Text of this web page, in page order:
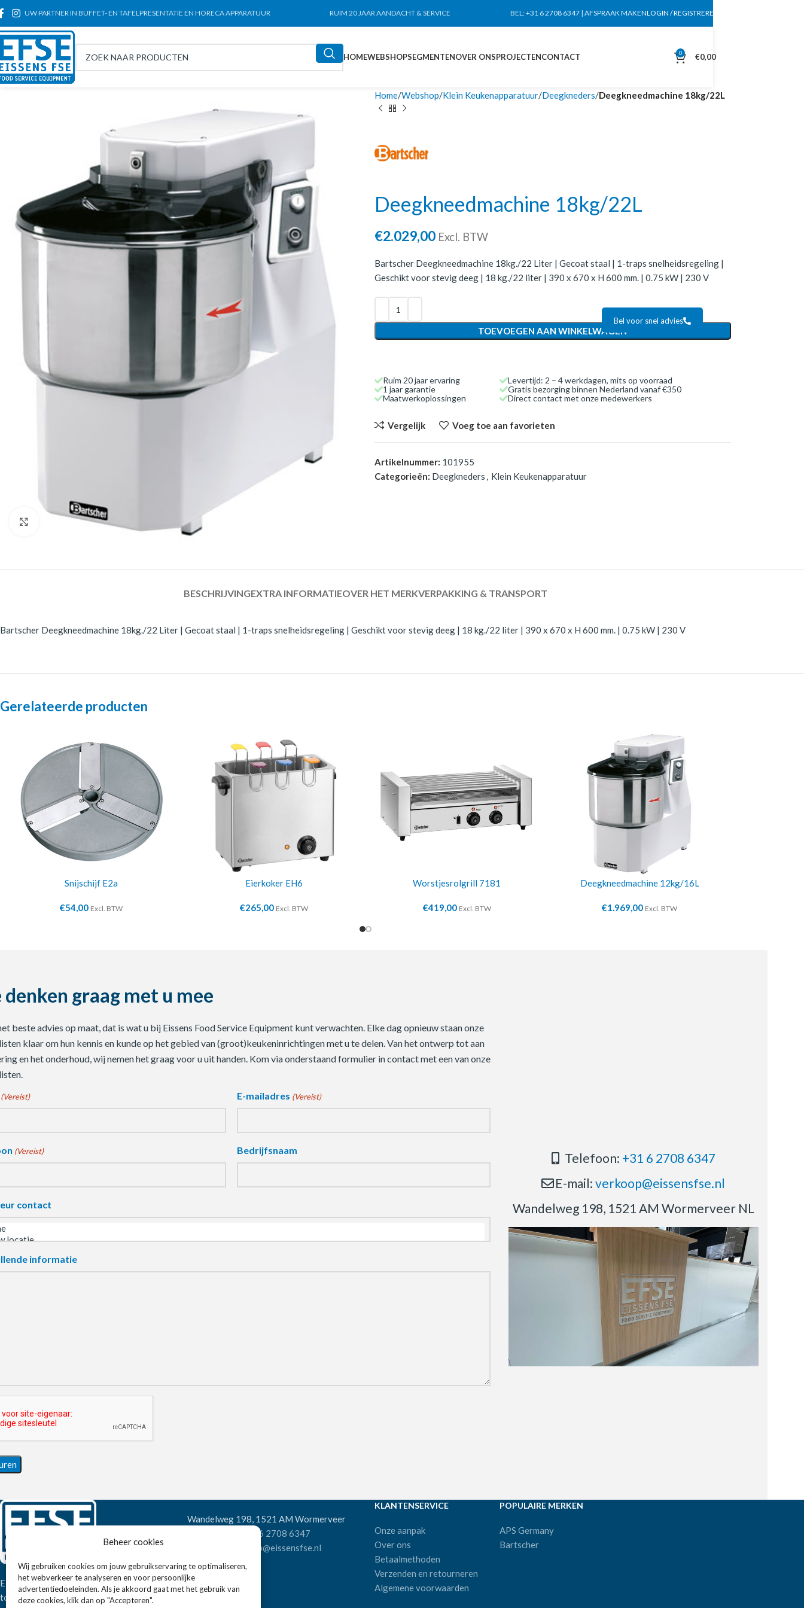
Beheer cookies
Wij gebruiken cookies om jouw gebruikservaring te optimaliseren,
het webverkeer te analyseren en voor persoonlijke
advertentiedoeleinden. Als je akkoord gaat met het gebruik van
deze cookies, klik dan op "Accepteren".
UW PARTNER IN BUFFET- EN TAFELPRESENTATIE EN HORECA APPARATUUR RUIM 20 JAAR AANDACHT & SERVICE BEL:+31 6 2708 6347 | AFSPRAAK MAKENLOGIN / REGISTREREN
HOMEWEBSHOPSEGMENTENOVER ONSPROJECTENCONTACT 0 €0,00
Click to enlarge
Home Webshop Klein Keukenapparatuur Deegkneders Deegkneedmachine 18kg/22L
Deegkneedmachine 18kg/22L
€2.029,00 Excl. BTW
Bartscher Deegkneedmachine 18kg./22 Liter | Gecoat staal | 1-traps snelheidsregeling |
Geschikt voor stevig deeg | 18 kg./22 liter | 390 x 670 x H 600 mm. | 0.75 kW | 230 V
TOEVOEGEN AAN WINKELWAGEN
Bel voor snel advies
Ruim 20 jaar ervaring
1 jaar garantie
Maatwerkoplossingen
Levertijd: 2 – 4 werkdagen, mits op voorraad
Gratis bezorging binnen Nederland vanaf €350
Direct contact met onze medewerkers
Vergelijk Voeg toe aan favorieten
Artikelnummer: 101955
Categorieën: Deegkneders , Klein Keukenapparatuur
BESCHRIJVINGEXTRA INFORMATIEOVER HET MERKVERPAKKING & TRANSPORT
Bartscher Deegkneedmachine 18kg./22 Liter | Gecoat staal | 1-traps snelheidsregeling | Geschikt voor stevig deeg | 18 kg./22 liter | 390 x 670 x H 600 mm. | 0.75 kW | 230 V
Gerelateerde producten
Snijschijf E2a
€54,00 Excl. BTW
Eierkoker EH6
€265,00 Excl. BTW
Worstjesrolgrill 7181
€419,00 Excl. BTW
Deegkneedmachine 12kg/16L
€1.969,00 Excl. BTW
denken graag met u mee
beste advies op maat, dat is wat u bij Eissens Food Service Equipment kunt verwachten. Elke dag opnieuw staan onze
klaar om hun kennis en kunde op het gebied van (groot)keukeninrichtingen met u te delen. Van het ontwerp tot aan
en het onderhoud, wij nemen het graag voor u uit handen. Kom via onderstaand formulier in contact met een van onze
(Vereist) E-mailadres (Vereist)
(Vereist) Bedrijfsnaam
contact
informatie
Telefoon: +31 6 2708 6347
E-mail:verkoop@eissensfse.nl
Wandelweg 198, 1521 AM Wormerveer NL
Eissens FSE is een horeca
totaalleverancier. U vindt bij ons niet
Wandelweg 198, 1521 AM Wormerveer
+31 6 2708 6347
verkoop@eissensfse.nl
KLANTENSERVICE
Onze aanpak
Over ons
Betaalmethoden
Verzenden en retourneren
Algemene voorwaarden
POPULAIRE MERKEN
APS Germany
Bartscher